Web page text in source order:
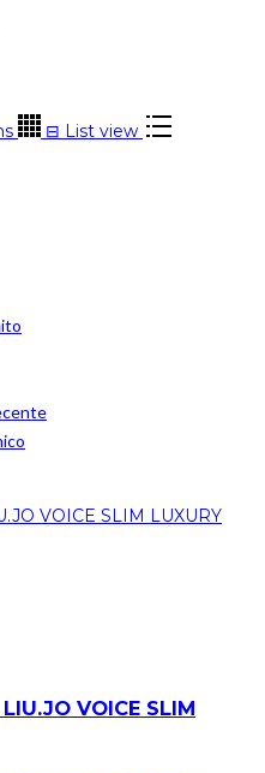
⊟ List view
VOICE SLIM